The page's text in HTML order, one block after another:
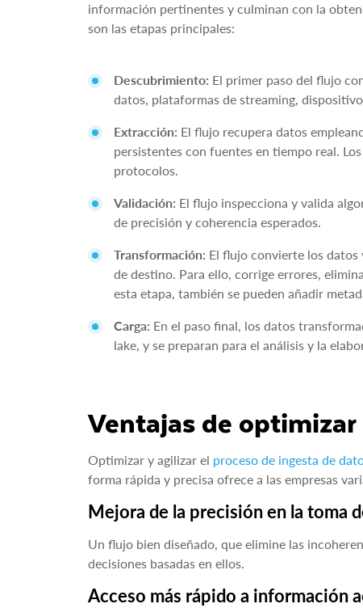
información pertinentes y culminan con la
son las etapas principales:
Descubrimiento: El primer paso del flujo
datos, plataformas de streaming,
Extracción: El flujo recupera datos
persistentes con fuentes en tiempo real.
protocolos.
Validación: El flujo inspecciona y valida
de precisión y coherencia esperados.
Transformación: El flujo convierte los
de destino. Para ello, corrige errores,
esta etapa, también se pueden añadir
Carga: En el paso final, los datos
lake, y se preparan para el análisis y la
Ventajas de
Optimizar y agilizar el proceso de ingesta de
forma rápida y precisa ofrece a las empresas
Mejora de la precisión en la toma
Un flujo bien diseñado, que elimine las
decisiones basadas en ellos.
Acceso más rápido a información